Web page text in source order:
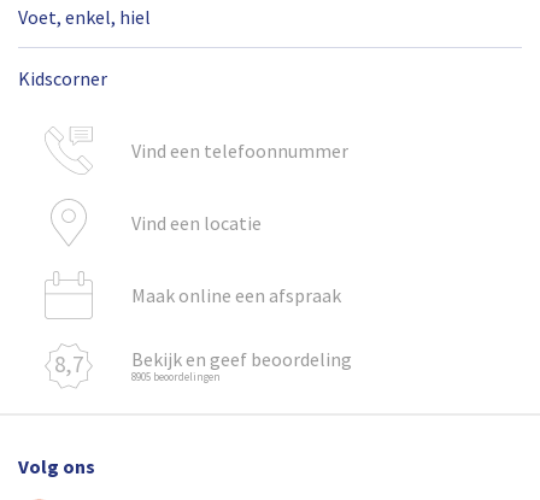
Voet, enkel, hiel
Kidscorner
Vind een telefoonnummer
Vind een locatie
Maak online een afspraak
8,7 Bekijk en geef beoordeling
8905 beoordelingen
Volg ons